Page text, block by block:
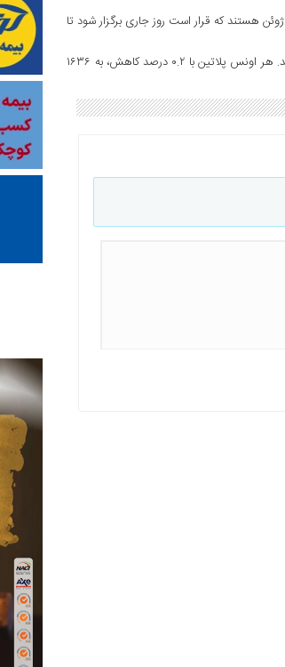
بر اساس گزارش رویترز، سرمایه‌گذاران همچنین منتظر صورتجلسه نشست فدرال رزرو در ۱۶ و ۱۷ ژوئن هستند که قرار است روز جاری برگزار شود تا
در بازار سایر فلزات ارزشمند، بهای هر اونس نقره با ۱.۳ درصد افزایش، به ۶۰ دلار و ۷۷ سنت رسید. هر اونس پلاتین با ۰.۲ درصد کاهش، به ۱۶۳۶